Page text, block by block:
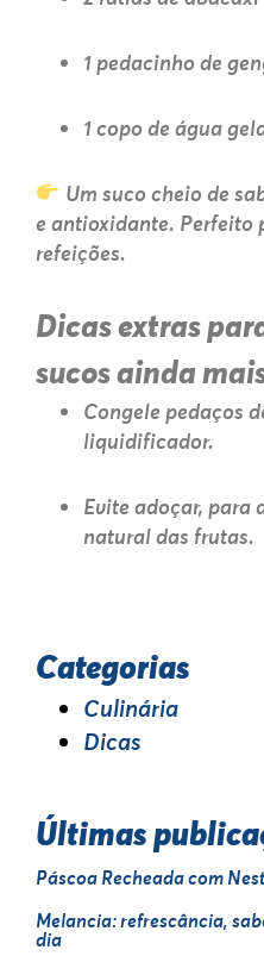
1 pedacinho de
1 copo de água
Um suco cheio de
e antioxidante. Perfeito
refeições.
Dicas extras
sucos ainda
Congele pedaços
liquidificador.
Evite adoçar, para
natural das frutas.
Categorias
Culinária
Dicas
Últimas
Páscoa Recheada com
Melancia: refrescância,
dia